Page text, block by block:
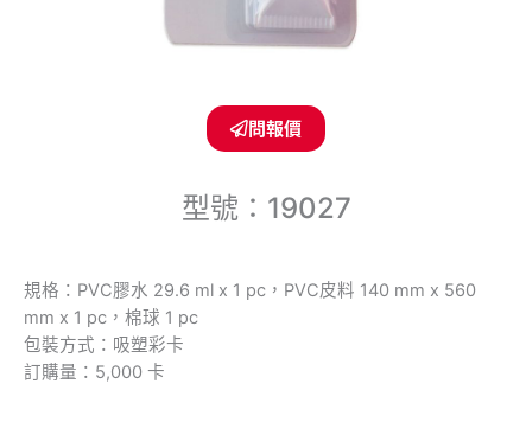
問報價
型號：19027
規格：PVC膠水 29.6 ml x 1 pc，PVC皮料 140 mm x 560
mm x 1 pc，棉球 1 pc
包裝方式：吸塑彩卡
訂購量：5,000 卡